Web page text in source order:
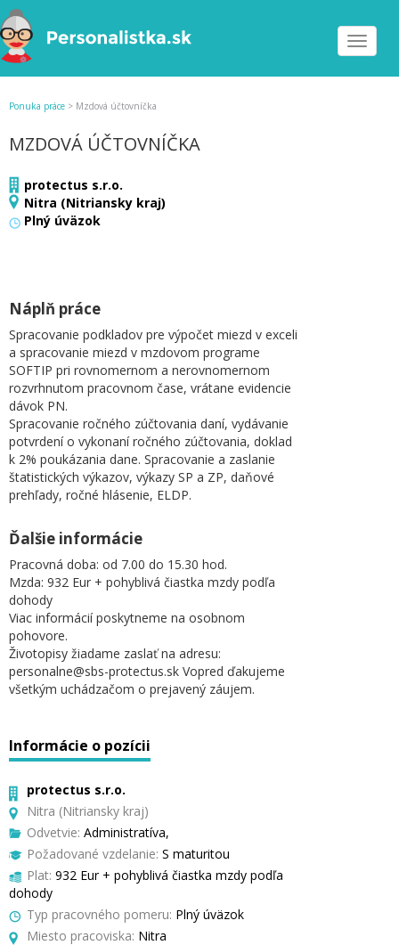
Toggle
Ponuka práce > Mzdová účtovníčka
MZDOVÁ ÚČTOVNÍČKA
protectus s.r.o.
Nitra (Nitriansky kraj)
Plný úväzok
Náplň práce
Spracovanie podkladov pre výpočet miezd v exceli
a spracovanie miezd v mzdovom programe
SOFTIP pri rovnomernom a nerovnomernom
rozvrhnutom pracovnom čase, vrátane evidencie
dávok PN.
Spracovanie ročného zúčtovania daní, vydávanie
potvrdení o vykonaní ročného zúčtovania, doklad
k 2% poukázania dane. Spracovanie a zaslanie
štatistických výkazov, výkazy SP a ZP, daňové
prehľady, ročné hlásenie, ELDP.
Ďalšie informácie
Pracovná doba: od 7.00 do 15.30 hod.
Mzda: 932 Eur + pohyblivá čiastka mzdy podľa
dohody
Viac informácií poskytneme na osobnom
pohovore.
Životopisy žiadame zaslať na adresu:
personalne@sbs-protectus.sk Vopred ďakujeme
všetkým uchádzačom o prejavený záujem.
Informácie o pozícii
protectus s.r.o.
Nitra (Nitriansky kraj)
Odvetvie: Administratíva,
Požadované vzdelanie: S maturitou
Plat: 932 Eur + pohyblivá čiastka mzdy podľa
dohody
Typ pracovného pomeru: Plný úväzok
Miesto pracoviska: Nitra